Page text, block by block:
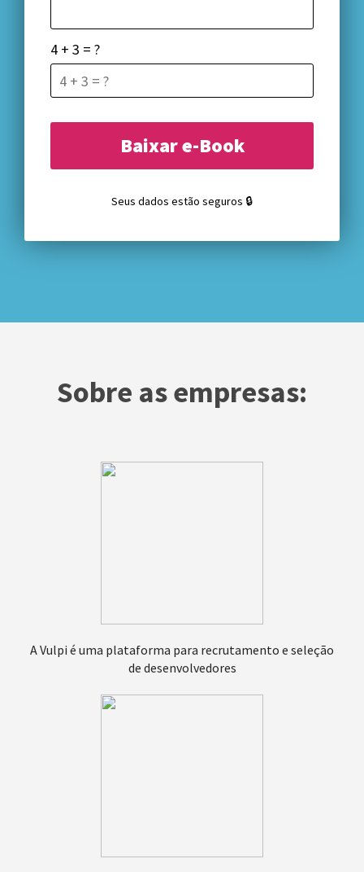
4 + 3 = ?
Seus dados estão seguros 🔒
Sobre as empresas:
A Vulpi é uma plataforma para recrutamento e seleção
de desenvolvedores